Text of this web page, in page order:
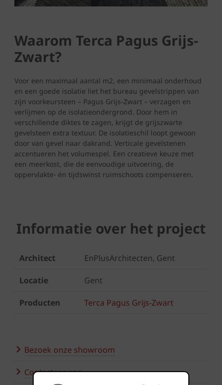
Waarom Terca Pagus Grijs-
Zwart?
Voor een maximaal aantal m2, een minimaal onderhoud
en een goede isolatie liet het bureau gevelstrippen van
zijn voorkeursteen – Pagus Grijs-Zwart – verzagen en
verlijmen op de isolatieondergrond. Door hem in
verschillende diktes te zagen, krijgt de grijszwarte
gevelsteen extra textuur. De isolatieschil loopt gewoon
door van gevel naar dakrand. Verticale gevelstenen
accentueren het volumespel. Een creatieve keuze met
een meerkost, die de eenvoudige uitvoering, de
oppervlakte- én tijdswinst ruimschoots compenseren.
Informatie over het project
Architect EnPlusArchitecten, Gent
Locatie Gent
Producten Terca Pagus Grijs-Zwart
Bezoek onze showroom
Contacteer ons